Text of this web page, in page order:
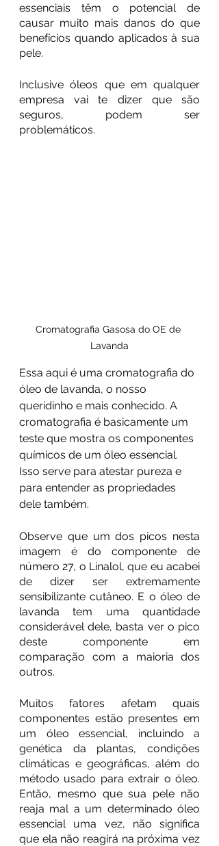
essenciais têm o potencial de
causar muito mais danos do que
benefícios quando aplicados à sua
pele.
Inclusive óleos que em qualquer
empresa vai te dizer que são
seguros, podem ser
problemáticos.
Cromatografia Gasosa do OE de
Lavanda
Essa aqui é uma cromatografia do
óleo de lavanda, o nosso
queridinho e mais conhecido. A
cromatografia é basicamente um
teste que mostra os componentes
químicos de um óleo essencial.
Isso serve para atestar pureza e
para entender as propriedades
dele também.
Observe que um dos picos nesta
imagem é do componente de
número 27, o Linalol, que eu acabei
de dizer ser extremamente
sensibilizante cutâneo. E o óleo de
lavanda tem uma quantidade
considerável dele, basta ver o pico
deste componente em
comparação com a maioria dos
outros.
Muitos fatores afetam quais
componentes estão presentes em
um óleo essencial, incluindo a
genética da plantas, condições
climáticas e geográficas, além do
método usado para extrair o óleo.
Então, mesmo que sua pele não
reaja mal a um determinado óleo
essencial uma vez, não significa
que ela não reagirá na próxima vez